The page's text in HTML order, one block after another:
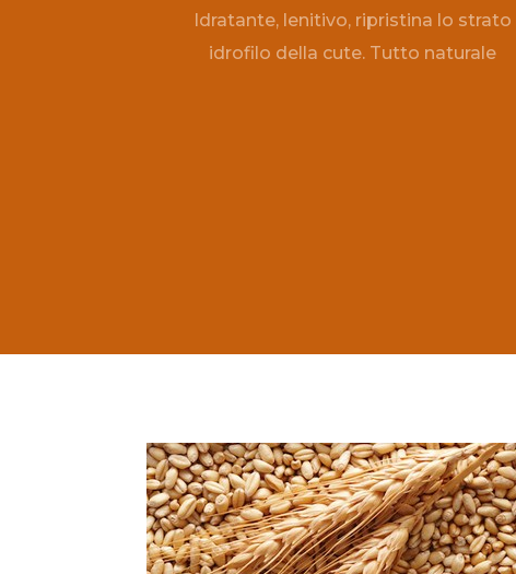
Idratante, lenitivo, ripristina lo strato
idrofilo della cute. Tutto naturale